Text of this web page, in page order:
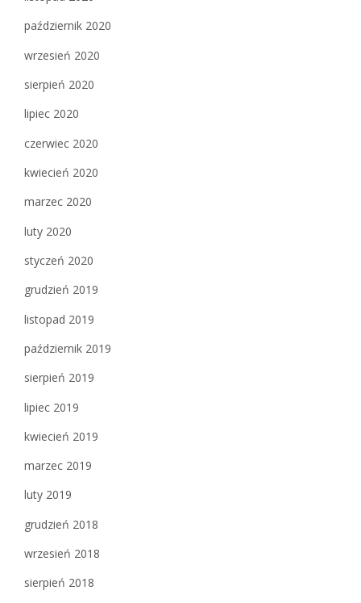
październik 2020
wrzesień 2020
sierpień 2020
lipiec 2020
czerwiec 2020
kwiecień 2020
marzec 2020
luty 2020
styczeń 2020
grudzień 2019
listopad 2019
październik 2019
sierpień 2019
lipiec 2019
kwiecień 2019
marzec 2019
luty 2019
grudzień 2018
wrzesień 2018
sierpień 2018